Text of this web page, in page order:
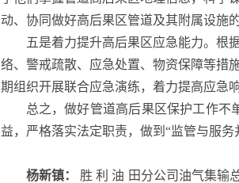
动、协同做好高后果区管道及其附属设施
五是着力提升高后果区应急能力。根
络、警戒疏散、应急处置、物资保障等措
期组织开展联合应急演练，着力提高应急
总之，做好管道高后果区保护工作
益，严格落实法定职责，做到“监管与服
杨新镇：
胜 利 油 田分公司油气集输